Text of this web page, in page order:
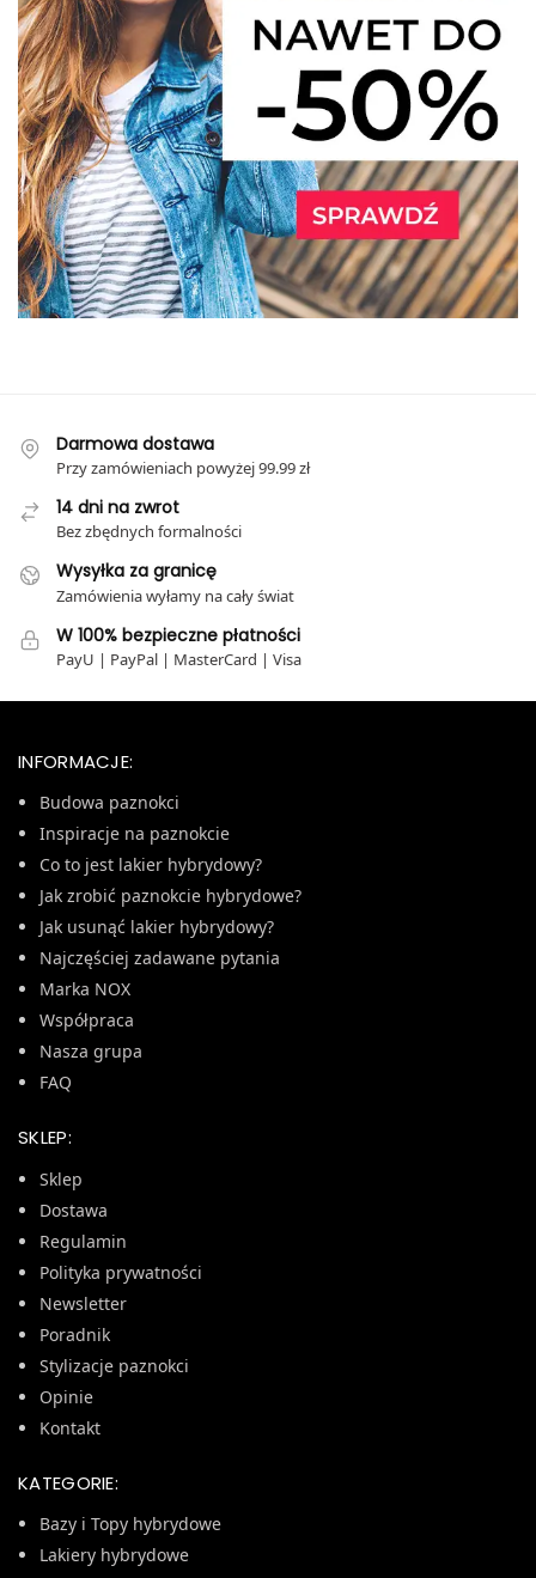
Darmowa dostawa
Przy zamówieniach powyżej 99.99 zł
14 dni na zwrot
Bez zbędnych formalności
Wysyłka za granicę
Zamówienia wyłamy na cały świat
W 100% bezpieczne płatności
PayU | PayPal | MasterCard | Visa
INFORMACJE:
Budowa paznokci
Inspiracje na paznokcie
Co to jest lakier hybrydowy?
Jak zrobić paznokcie hybrydowe?
Jak usunąć lakier hybrydowy?
Najczęściej zadawane pytania
Marka NOX
Współpraca
Nasza grupa
FAQ
SKLEP:
Sklep
Dostawa
Regulamin
Polityka prywatności
Newsletter
Poradnik
Stylizacje paznokci
Opinie
Kontakt
KATEGORIE:
Bazy i Topy hybrydowe
Lakiery hybrydowe